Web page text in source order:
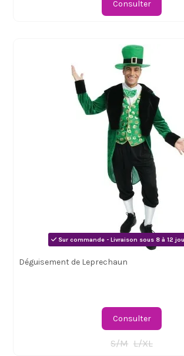
Consulter
Sur commande - Livraison sous 8 à 12
Déguisement de Leprechaun
Consulter
S/M L/XL